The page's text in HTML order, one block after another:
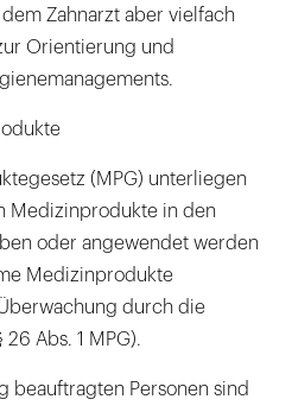
Zahnarzt aber vielfach
Orientierung und
(MPG) unterliegen
Medizinprodukte in den
oder angewendet werden
Medizinprodukte
durch die
Abs. 1 MPG).
beauftragten Personen sind